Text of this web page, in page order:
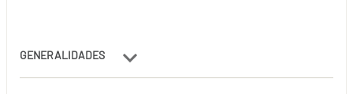
GENERALIDADES